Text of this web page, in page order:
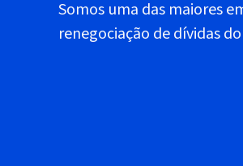
Somos uma das maiores
renegociação de dívidas